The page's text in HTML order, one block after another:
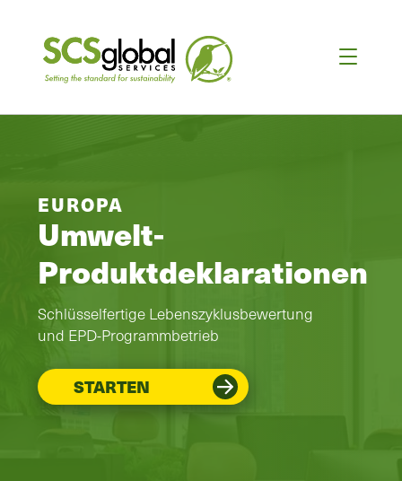
EUROPA
Umwelt-
Produktdeklarationen
Schlüsselfertige Lebenszyklusbewertung
und EPD-Programmbetrieb
STARTEN